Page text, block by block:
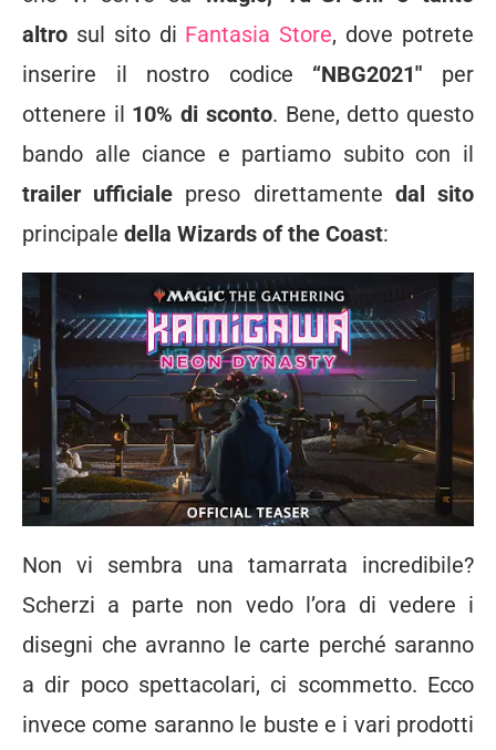
altro sul sito di Fantasia Store, dove potrete
inserire il nostro codice “NBG2021″ per
ottenere il 10% di sconto. Bene, detto questo
bando alle ciance e partiamo subito con il
trailer ufficiale preso direttamente dal sito
principale della Wizards of the Coast:
Non vi sembra una tamarrata incredibile?
Scherzi a parte non vedo l’ora di vedere i
disegni che avranno le carte perché saranno
a dir poco spettacolari, ci scommetto. Ecco
invece come saranno le buste e i vari prodotti